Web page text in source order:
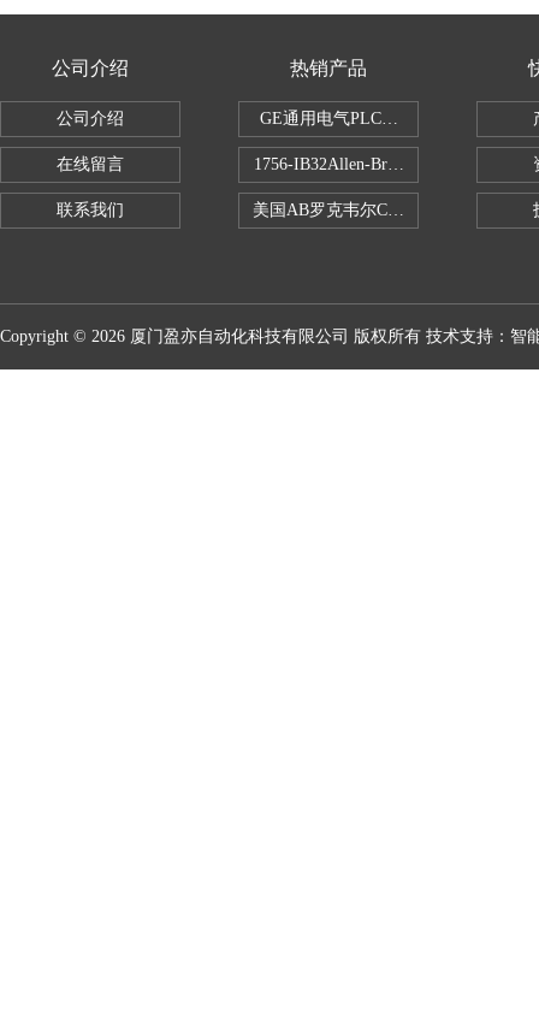
公司介绍
公司介绍
在线留言
联系我们
热销产品
GE通用电气PLC控制器
1756-IB32Allen-Bradley1756IB32数字
美国AB罗克韦尔CPU处理器
Copyright © 2026 厦门盈亦自动化科技有限公司 版权所有 技术支持： 智